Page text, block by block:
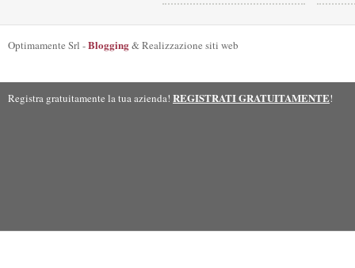
Optimamente Srl -Blogging& Realizzazione siti web
Registra gratuitamente la tua azienda! REGISTRATI GRATUITAMENTE!